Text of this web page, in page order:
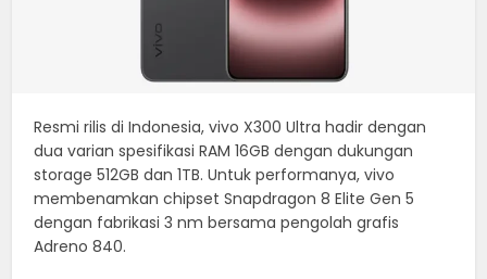
Resmi rilis di Indonesia, vivo X300 Ultra hadir dengan
dua varian spesifikasi RAM 16GB dengan dukungan
storage 512GB dan 1TB. Untuk performanya, vivo
membenamkan chipset Snapdragon 8 Elite Gen 5
dengan fabrikasi 3 nm bersama pengolah grafis
Adreno 840.